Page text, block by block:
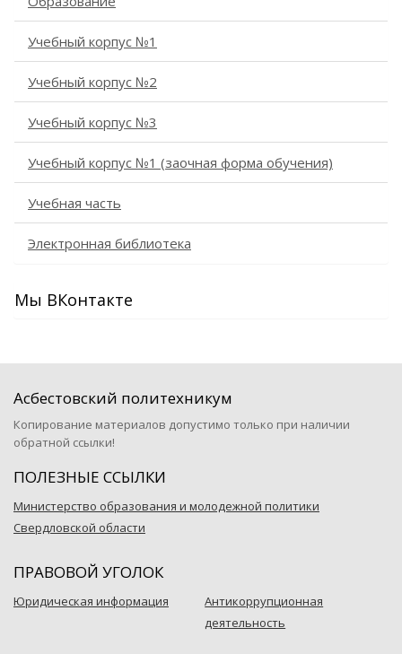
Учебный корпус №1
Учебный корпус №2
Учебный корпус №3
Учебный корпус №1 (заочная форма обучения)
Учебная часть
Электронная библиотека
Мы ВКонтакте
Асбестовский политехникум
Копирование материалов допустимо только при наличии
обратной ссылки!
ПОЛЕЗНЫЕ ССЫЛКИ
Министерство образования и молодежной политики
Свердловской области
ПРАВОВОЙ УГОЛОК
Юридическая информация
Антикоррупционная
деятельность